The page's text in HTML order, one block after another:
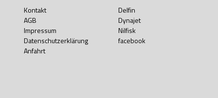
Kontakt
AGB
Impressum
Datenschutzerklärung
Anfahrt
Delfin
Dynajet
Nilfisk
facebook